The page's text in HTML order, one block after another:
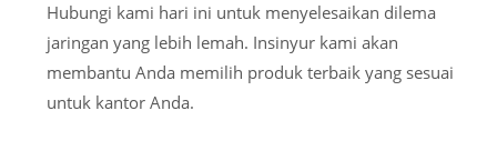
Hubungi kami hari ini untuk menyelesaikan dilema
jaringan yang lebih lemah. Insinyur kami akan
membantu Anda memilih produk terbaik yang sesuai
untuk kantor Anda.